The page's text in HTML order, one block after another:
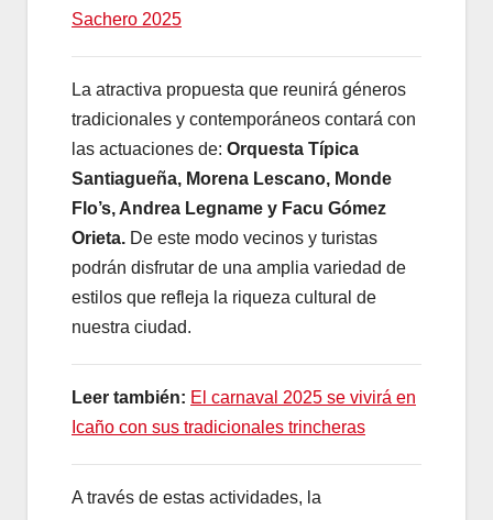
Sachero 2025
La atractiva propuesta que reunirá géneros
tradicionales y contemporáneos contará con
las actuaciones de: Orquesta Típica
Santiagueña, Morena Lescano, Monde
Flo’s, Andrea Legname y Facu Gómez
Orieta. De este modo vecinos y turistas
podrán disfrutar de una amplia variedad de
estilos que refleja la riqueza cultural de
nuestra ciudad.
Leer también: El carnaval 2025 se vivirá en
Icaño con sus tradicionales trincheras
A través de estas actividades, la